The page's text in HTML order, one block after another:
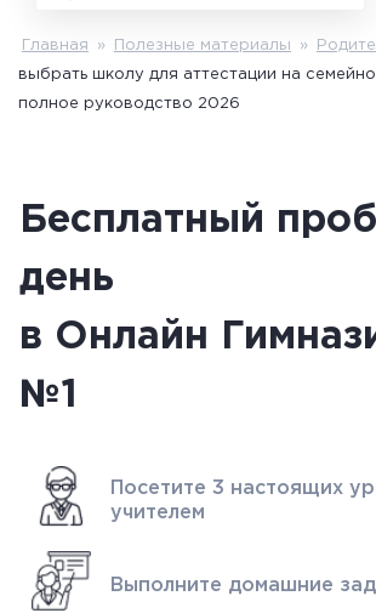
Главная » Полезные материалы »
выбрать школу для аттестации на
полное руководство 2026
Бесплатный
день
в Онлайн
№1
Посетите 3 настоящих
учителем
Выполните домашние